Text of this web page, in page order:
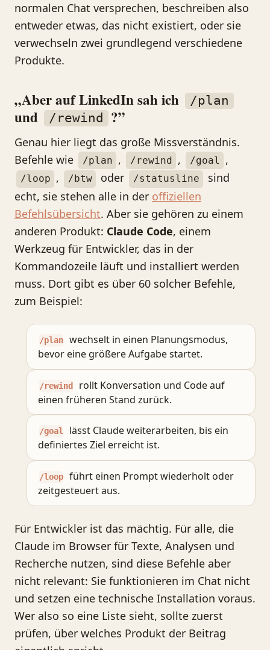
normalen Chat versprechen, beschreiben also
entweder etwas, das nicht existiert, oder sie
verwechseln zwei grundlegend verschiedene
Produkte.
„Aber auf LinkedIn sah ich /plan
und /rewind ?”
Genau hier liegt das große Missverständnis.
Befehle wie
/plan , /rewind , /goal ,
/loop , /btw oder /statusline
sind
echt, sie stehen alle in der offiziellen
Befehlsübersicht. Aber sie gehören zu einem
anderen Produkt: Claude Code, einem
Werkzeug für Entwickler, das in der
Kommandozeile läuft und installiert werden
muss. Dort gibt es über 60 solcher Befehle,
zum Beispiel:
/plan
wechselt in einen Planungsmodus,
bevor eine größere Aufgabe startet.
/rewind
rollt Konversation und Code auf
einen früheren Stand zurück.
/goal
lässt Claude weiterarbeiten, bis ein
definiertes Ziel erreicht ist.
/loop
führt einen Prompt wiederholt oder
zeitgesteuert aus.
Für Entwickler ist das mächtig. Für alle, die
Claude im Browser für Texte, Analysen und
Recherche nutzen, sind diese Befehle aber
nicht relevant: Sie funktionieren im Chat nicht
und setzen eine technische Installation voraus.
Wer also so eine Liste sieht, sollte zuerst
prüfen, über welches Produkt der Beitrag